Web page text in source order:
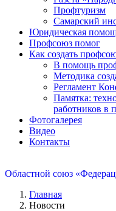
Профтуризм
Самарский
Юридическая
Профсоюз помог
Как создать
В помощь
Методика
Регламент
Памятка:
работников в
Фотогалерея
Видео
Контакты
Областной союз
Главная
Новости